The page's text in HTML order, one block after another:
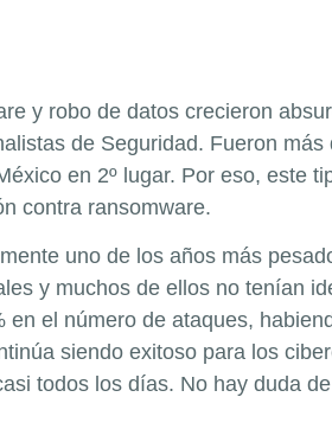
y robo de datos crecieron
de Seguridad. Fueron
en 2º lugar. Por eso, este
contra ransomware.
uno de los años más
y muchos de ellos no tenían
en el número de ataques,
siendo exitoso para los
todos los días. No hay duda